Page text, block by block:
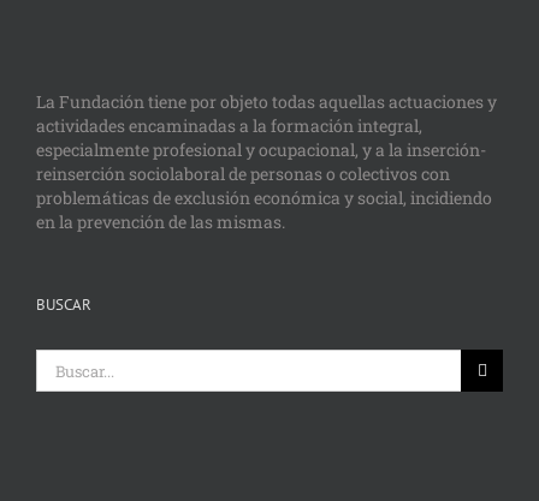
La Fundación tiene por objeto todas aquellas actuaciones y
actividades encaminadas a la formación integral,
especialmente profesional y ocupacional, y a la inserción-
reinserción sociolaboral de personas o colectivos con
problemáticas de exclusión económica y social, incidiendo
en la prevención de las mismas.
BUSCAR